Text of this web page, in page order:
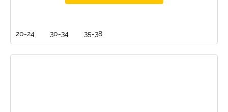
20-24 30-34 35-38